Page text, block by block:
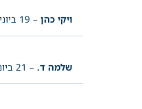
ויקי כהן – 19 ביוני 2023
שלמה ד. – 21 ביוני 2023